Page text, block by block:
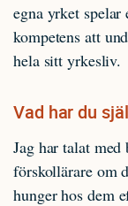
egna yrket
kompetens att
hela sitt yrkesliv.
Vad har du
Jag har talat med
förskollärare om
hunger hos dem